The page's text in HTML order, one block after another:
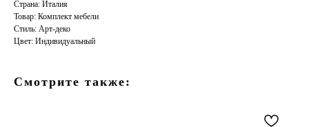
Страна: Италия
Товар: Комплект мебели
Стиль: Арт-деко
Цвет: Индивидуальный
Смотрите также: